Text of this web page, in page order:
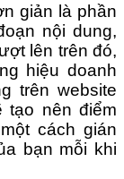
giản là phần
nội dung,
lên trên đó,
hiệu doanh
trên website
tạo nên điểm
cách gián
bạn mỗi khi